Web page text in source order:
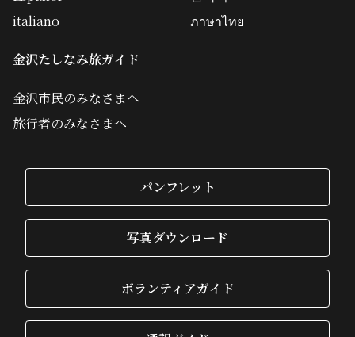
italiano
ภาษาไทย
金沢たしなみ旅ガイド
金沢市民のみなさまへ
旅行者のみなさまへ
パンフレット
写真ダウンロード
ボランティアガイド